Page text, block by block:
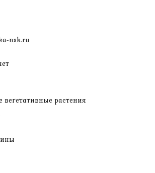
nsk.ru
вегетативные растения